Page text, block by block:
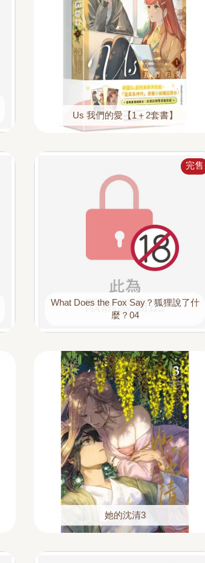
Us 我們的愛【1＋2套書】
完售
What Does the Fox Say？狐狸說了什
麼？04
她的沈清3